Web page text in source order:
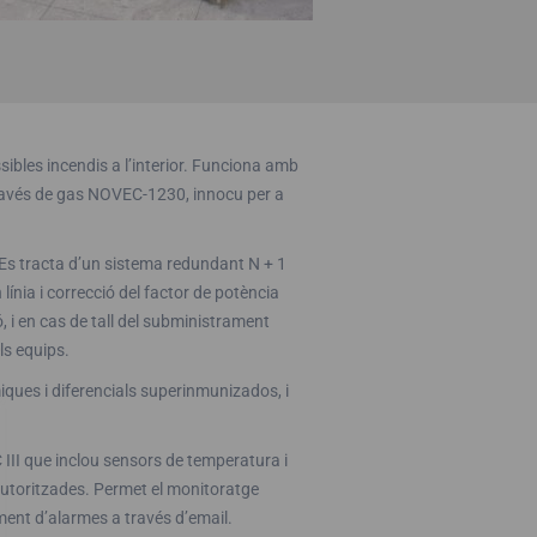
incendis a l’interior. Funciona amb
de gas NOVEC-1230, innocu per a
tracta d’un sistema redundant N + 1
i correcció del factor de potència
i en cas de tall del subministrament
equips.
i diferencials superinmunizados, i
que inclou sensors de temperatura i
Permet el monitoratge
d’alarmes a través d’email.